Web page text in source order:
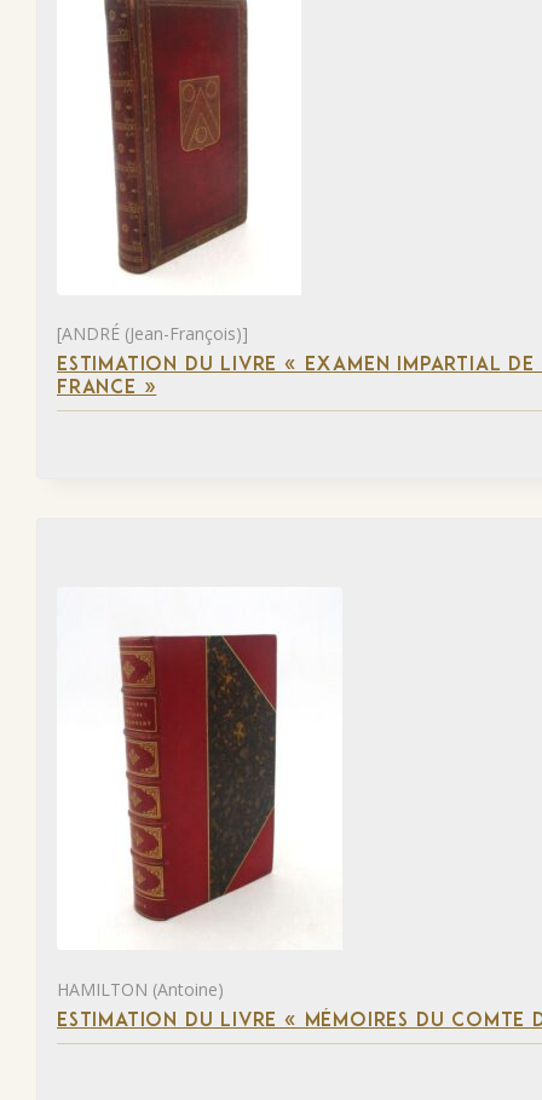
[ANDRÉ (Jean-François)]
ESTIMATION DU LIVRE « EXAMEN IMPARTIAL
FRANCE »
HAMILTON (Antoine)
ESTIMATION DU LIVRE « MÉMOIRES DU COMTE